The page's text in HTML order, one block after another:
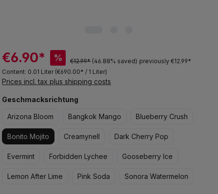
€6.90* % €12.99* (46.88% saved) previously €12.99*
Content: 0.01 Liter (€690.00* / 1 Liter)
Prices incl. tax plus shipping costs
Select
Geschmacksrichtung
Arizona Bloom Bangkok Mango Blueberry Crush
Bonito Mojito Creamynell Dark Cherry Pop
Evermint Forbidden Lychee Gooseberry Ice
Lemon After Lime Pink Soda Sonora Watermelon